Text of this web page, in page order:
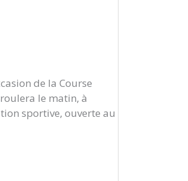
de la Course
le matin, à
sportive, ouverte au